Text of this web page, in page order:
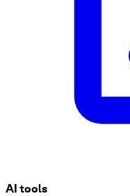
AI tools